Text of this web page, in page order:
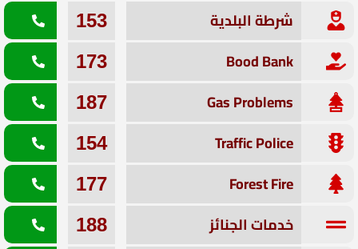
شرطة البلدية 153
Bood Bank
173
Gas Problems
187
Traffic Police
154
Forest Fire
177
خدمات الجنائز 188